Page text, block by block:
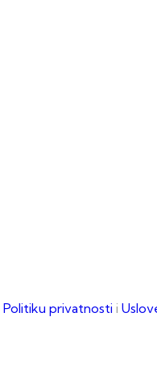
Politiku privatnosti i